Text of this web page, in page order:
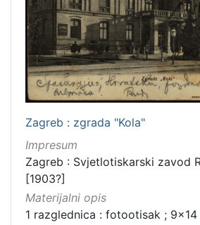
Zbirka
Grafička građa
Zagreb : zgrada "Kola"
Impresum
Zagreb : Svjetlotiskarski zavod
[1903?]
Materijalni opis
1 razglednica : fotootisak ; 9x14